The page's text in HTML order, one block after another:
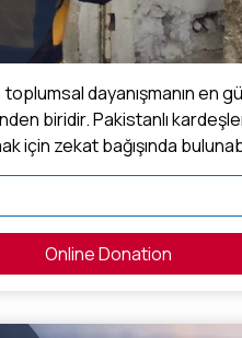
dayanışmanın en
biridir. Pakistanlı
için zekat bağışında
Online Donation